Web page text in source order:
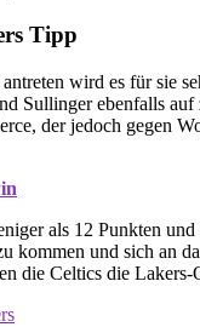
Tipp
wird es für sie
Sullinger ebenfalls
der jedoch gegen
als 12 Punkten
kommen und sich an
die Celtics die